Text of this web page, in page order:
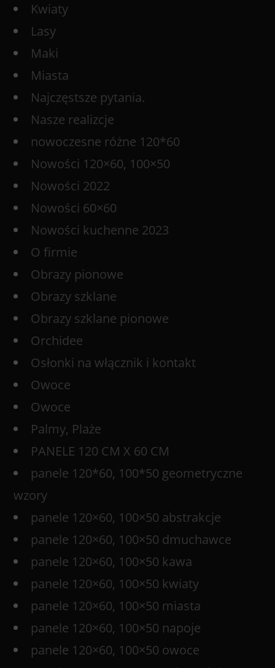
Kwiaty
Lasy
Maki
Miasta
Najczęstsze pytania.
Nasze realizcje
nowoczesne różne 120*60
Nowości 120×60, 100×50
Nowości 2022
Nowości 60×60
Nowości kuchenne 2023
O firmie
Obrazy pionowe
Obrazy szklane
Obrazy szklane pionowe
Orchidee
Osłonki na włącznik i kontakt
Owoce
Owoce
Palmy, Plaże
PANELE 120 CM X 60 CM
panele 120*60, 100*50 geometryczne
wzory
panele 120×60, 100×50 abstrakcje
panele 120×60, 100×50 dmuchawce
panele 120×60, 100×50 kawa
panele 120×60, 100×50 kwiaty
panele 120×60, 100×50 miasta
panele 120×60, 100×50 napoje
panele 120×60, 100×50 owoce